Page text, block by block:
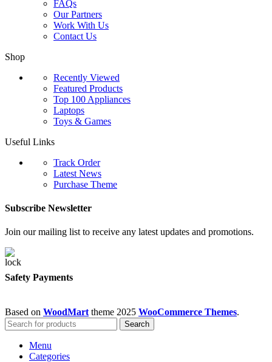
FAQs
Our Partners
Work With Us
Contact Us
Shop
Recently Viewed
Featured Products
Top 100 Appliances
Laptops
Toys & Games
Useful Links
Track Order
Latest News
Purchase Theme
Subscribe Newsletter
Join our mailing list to receive any latest updates and promotions.
Safety Payments
Based on WoodMart theme 2025 WooCommerce Themes.
Search
Menu
Categories